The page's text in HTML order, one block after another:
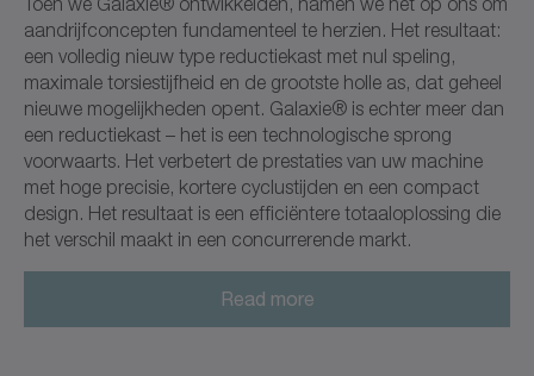
aandrijfconcepten fundamenteel te herzien. Het resultaat:
een volledig nieuw type reductiekast met nul speling,
maximale torsiestijfheid en de grootste holle as, dat geheel
nieuwe mogelijkheden opent. Galaxie® is echter meer dan
een reductiekast – het is een technologische sprong
voorwaarts. Het verbetert de prestaties van uw machine
met hoge precisie, kortere cyclustijden en een compact
design. Het resultaat is een efficiëntere totaaloplossing die
het verschil maakt in een concurrerende markt.
Read more